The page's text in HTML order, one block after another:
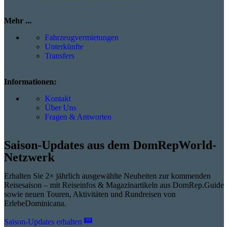
Mehr ...
Fahrzeugvermietungen
Unterkünfte
Transfers
Informationen:
Kontakt
Über Uns
Fragen & Antworten
Saison-Updates aus dem DomRepWorld-
Netzwerk
Erhalten Sie 2× jährlich ausgewählte Neuheiten zur kommenden
Reisesaison – mit Reiseinfos & Magazinartikeln aus DomRep.Guide
sowie neuen Touren, Aktivitäten und Rundreisen von
ErlebeDominicana.
Saison-Updates erhalten